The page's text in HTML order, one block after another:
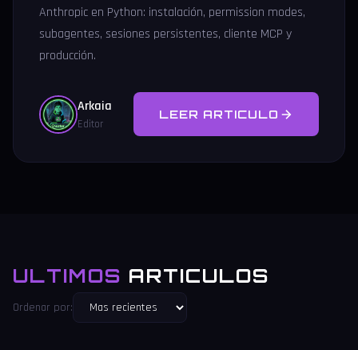
Anthropic en Python: instalación, permission modes,
subagentes, sesiones persistentes, cliente MCP y
producción.
Arkaia
Editor
LEER ARTICULO
ULTIMOS ARTICULOS
Ordenar por: